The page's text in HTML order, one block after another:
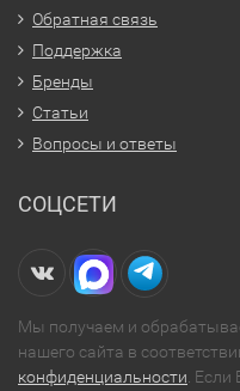
Обратная связь
Поддержка
Бренды
Статьи
Вопросы и ответы
СОЦСЕТИ
Мы получаем и
нашего сайта в
конфиденциальности .